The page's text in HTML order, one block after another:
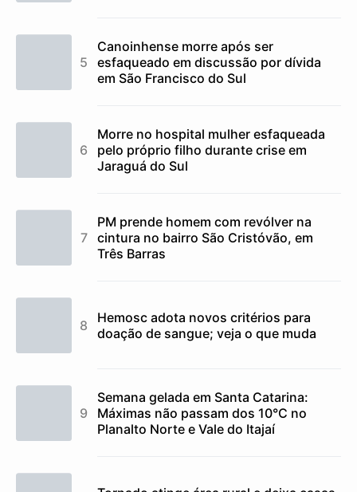
Canoinhense morre após ser
esfaqueado em discussão por dívida
em São Francisco do Sul
Morre no hospital mulher esfaqueada
pelo próprio filho durante crise em
Jaraguá do Sul
PM prende homem com revólver na
cintura no bairro São Cristóvão, em
Três Barras
Hemosc adota novos critérios para
doação de sangue; veja o que muda
Semana gelada em Santa Catarina:
Máximas não passam dos 10°C no
Planalto Norte e Vale do Itajaí